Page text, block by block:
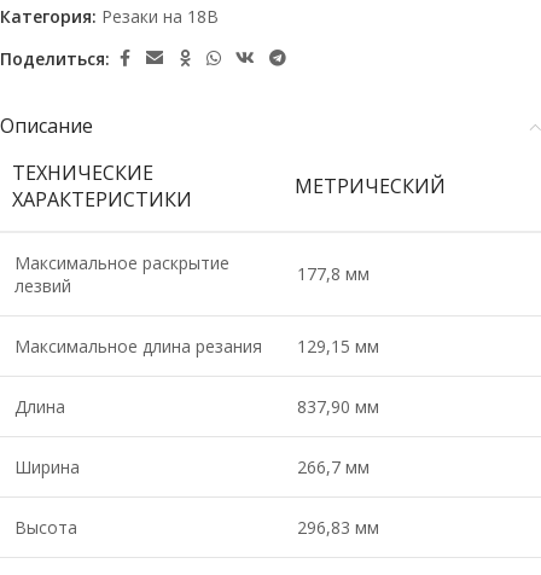
Категория: Резаки на 18В
Поделиться:
Описание
ТЕХНИЧЕСКИЕ
ХАРАКТЕРИСТИКИ
МЕТРИЧЕСКИЙ
Максимальное раскрытие
лезвий
177,8 мм
Максимальное длина резания 129,15 мм
Длина 837,90 мм
Ширина 266,7 мм
Высота 296,83 мм